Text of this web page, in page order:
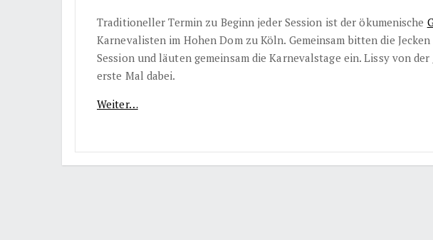
Traditioneller Termin zu Beginn jeder Session ist der ökumenische
Karnevalisten im Hohen Dom zu Köln. Gemeinsam bitten die Jecken
Session und läuten gemeinsam die Karnevalstage ein. Lissy von der
erste Mal dabei.
Weiter…